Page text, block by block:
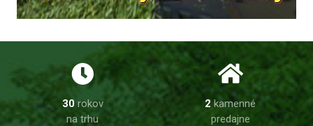
30rokov
na trhu
2 kamenné
predajne